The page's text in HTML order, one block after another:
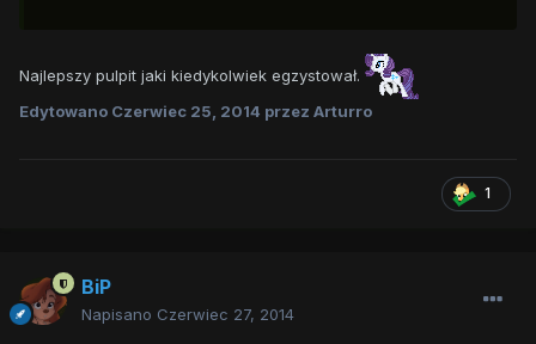
Najlepszy pulpit jaki kiedykolwiek egzystował.
Edytowano Czerwiec 25, 2014 przez Arturro
1
BiP
Napisano Czerwiec 27, 2014